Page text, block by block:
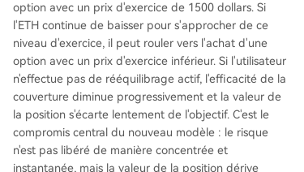
option avec un prix d'exercice de 1500 dollars. Si
l'ETH continue de baisser pour s'approcher de ce
niveau d'exercice, il peut rouler vers l'achat d'une
option avec un prix d'exercice inférieur. Si l'utilisateur
n'effectue pas de rééquilibrage actif, l'efficacité de la
couverture diminue progressivement et la valeur de
la position s'écarte lentement de l'objectif. C'est le
compromis central du nouveau modèle : le risque
n'est pas libéré de manière concentrée et
instantanée, mais la valeur de la position dérive